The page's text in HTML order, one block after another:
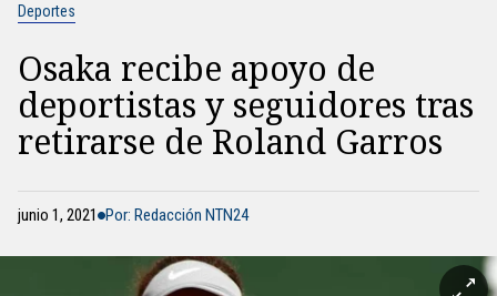
Deportes
Osaka recibe apoyo de
deportistas y seguidores tras
retirarse de Roland Garros
junio 1, 2021 Por: Redacción NTN24